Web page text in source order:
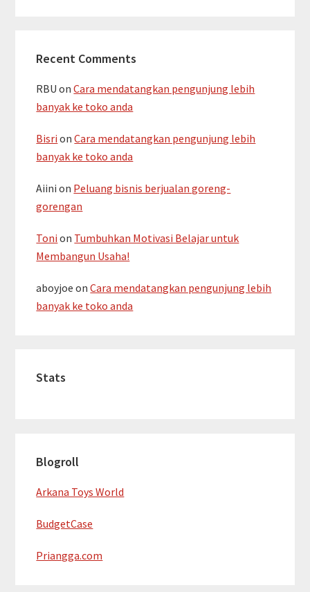
Recent Comments
RBU onCara mendatangkan pengunjung lebih
banyak ke toko anda
Bisri onCara mendatangkan pengunjung lebih
banyak ke toko anda
Aiini on Peluang bisnis berjualan goreng-
gorengan
Toni on Tumbuhkan Motivasi Belajar untuk
Membangun Usaha!
aboyjoe onCara mendatangkan pengunjung lebih
banyak ke toko anda
Stats
Blogroll
Arkana Toys World
BudgetCase
Priangga.com